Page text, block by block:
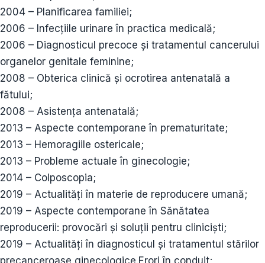
2004 – Planificarea familiei;
2006 – Infecțiile urinare în practica medicală;
2006 – Diagnosticul precoce și tratamentul cancerului
organelor genitale feminine;
2008 – Obterica clinică și ocrotirea antenatală a
fătului;
2008 – Asistența antenatală;
2013 – Aspecte contemporane în prematuritate;
2013 – Hemoragiile ostericale;
2013 – Probleme actuale în ginecologie;
2014 – Colposcopia;
2019 – Actualități în materie de reproducere umană;
2019 – Aspecte contemporane în Sănătatea
reproducerii: provocări și soluții pentru cliniciști;
2019 – Actualități în diagnosticul și tratamentul stărilor